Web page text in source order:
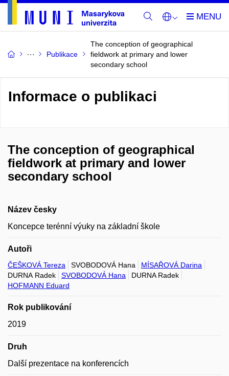
Publikace
The conception of geographical
fieldwork at primary and lower
secondary school
Informace o publikaci
The conception of geographical
fieldwork at primary and lower
secondary school
Název česky
Koncepce terénní výuky na základní škole
Autoři
ČEŠKOVÁ Tereza SVOBODOVÁ Hana
MÍSAŘOVÁ Darina
DURNA Radek
SVOBODOVÁ Hana
DURNA Radek
HOFMANN Eduard
Rok publikování
2019
Druh
Další prezentace na konferencích